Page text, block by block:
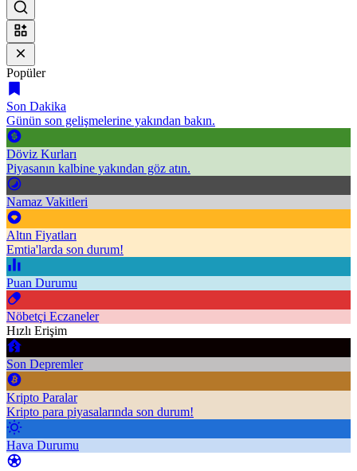
Popüler
Son Dakika
Günün son gelişmelerine yakından bakın.
Döviz Kurları
Piyasanın kalbine yakından göz atın.
Namaz Vakitleri
Altın Fiyatları
Emtia'larda son durum!
Puan Durumu
Nöbetçi Eczaneler
Hızlı Erişim
Son Depremler
Kripto Paralar
Kripto para piyasalarında son durum!
Hava Durumu